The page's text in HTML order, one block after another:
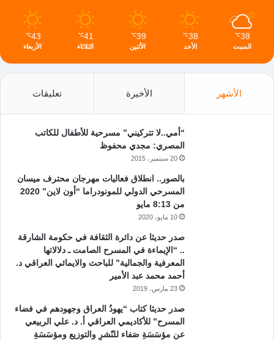
38
℃
السبت
38
℃
الأحد
39
℃
الأثنين
41
℃
الثلاثاء
43
℃
الأربعاء
الأشهر الأخيرة تعليقات
“أمي..لا تتركيني” مسرحية للأطفال للكاتب
المصري: مجدي محفوظ
20 سبتمبر، 2015
بالصور.. انطلاق فعاليات مهرجان محترف ميسان
المسرحي الدولي للمونودراما “أون لاين” 2020
من 8:13 مايو
10 مايو، 2020
صدر حديثا عن دائرة الثقافة في حكومة الشارقة
.. “الإيماءة في المسرح الصامت ـ دلالاتها
المعرفية والجمالية” للباحث والايمائي العراقي د.
أحمد محمد عبد الأمير
23 مارس، 2019
صدر حديثا كتاب “يهودُ العراق وجهودهم في فضاء
المسرح” للأكاديمي العراقي أ. د. علي الربيعي
عن مؤسَسَةِ صَفاء للنّشرِ والتوزيع ومؤسَسَةِ